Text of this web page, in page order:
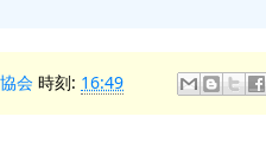
会 時刻: 16:49